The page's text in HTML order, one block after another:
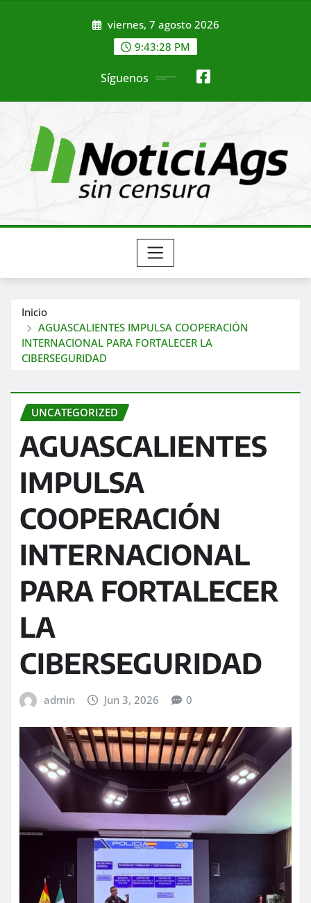
viernes, 7 agosto 2026
9:43:30 PM
Síguenos
Inicio
AGUASCALIENTES IMPULSA COOPERACIÓN
INTERNACIONAL PARA FORTALECER LA
CIBERSEGURIDAD
UNCATEGORIZED
AGUASCALIENTES
IMPULSA
COOPERACIÓN
INTERNACIONAL
PARA FORTALECER
LA
CIBERSEGURIDAD
admin Jun 3, 2026 0